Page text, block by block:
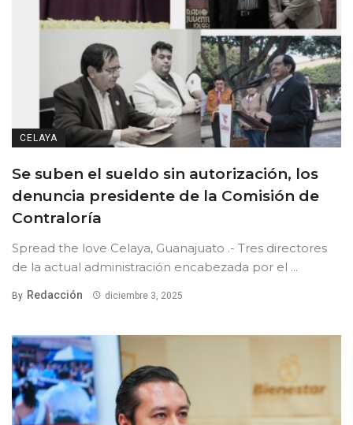
CELAYA
Se suben el sueldo sin autorización, los
denuncia presidente de la Comisión de
Contraloría
Spread the love Celaya, Guanajuato .- Tres directores
de la actual administración encabezada por el ...
By Redacción diciembre 3, 2025